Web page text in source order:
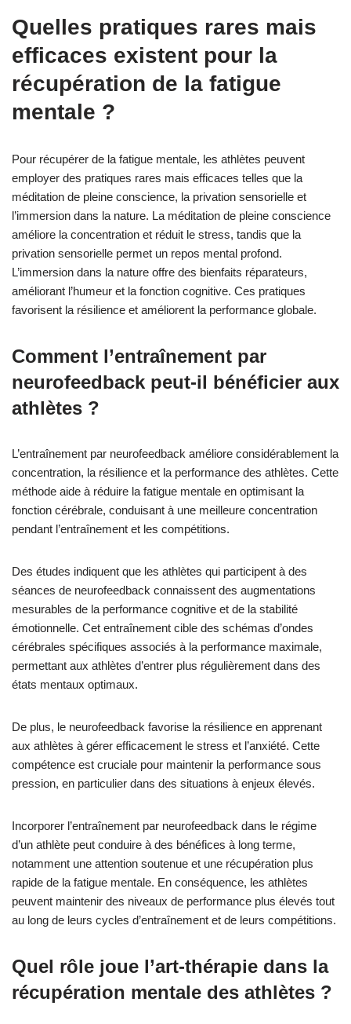
Quelles pratiques rares mais
efficaces existent pour la
récupération de la fatigue
mentale ?
Pour récupérer de la fatigue mentale, les athlètes peuvent
employer des pratiques rares mais efficaces telles que la
méditation de pleine conscience, la privation sensorielle et
l’immersion dans la nature. La méditation de pleine conscience
améliore la concentration et réduit le stress, tandis que la
privation sensorielle permet un repos mental profond.
L’immersion dans la nature offre des bienfaits réparateurs,
améliorant l’humeur et la fonction cognitive. Ces pratiques
favorisent la résilience et améliorent la performance globale.
Comment l’entraînement par
neurofeedback peut-il bénéficier aux
athlètes ?
L’entraînement par neurofeedback améliore considérablement la
concentration, la résilience et la performance des athlètes. Cette
méthode aide à réduire la fatigue mentale en optimisant la
fonction cérébrale, conduisant à une meilleure concentration
pendant l’entraînement et les compétitions.
Des études indiquent que les athlètes qui participent à des
séances de neurofeedback connaissent des augmentations
mesurables de la performance cognitive et de la stabilité
émotionnelle. Cet entraînement cible des schémas d’ondes
cérébrales spécifiques associés à la performance maximale,
permettant aux athlètes d’entrer plus régulièrement dans des
états mentaux optimaux.
De plus, le neurofeedback favorise la résilience en apprenant
aux athlètes à gérer efficacement le stress et l’anxiété. Cette
compétence est cruciale pour maintenir la performance sous
pression, en particulier dans des situations à enjeux élevés.
Incorporer l’entraînement par neurofeedback dans le régime
d’un athlète peut conduire à des bénéfices à long terme,
notamment une attention soutenue et une récupération plus
rapide de la fatigue mentale. En conséquence, les athlètes
peuvent maintenir des niveaux de performance plus élevés tout
au long de leurs cycles d’entraînement et de leurs compétitions.
Quel rôle joue l’art-thérapie dans la
récupération mentale des athlètes ?